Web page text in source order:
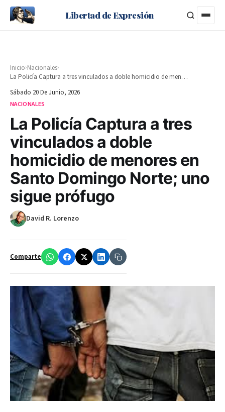
Libertad de Expresión
Inicio›Nacionales›
La Policía Captura a tres vinculados a doble homicidio de menores en Santo Domingo Norte; uno sigue prófugo
Sábado 20 De Junio, 2026
NACIONALES
La Policía Captura a tres
vinculados a doble
homicidio de menores en
Santo Domingo Norte; uno
sigue prófugo
David R. Lorenzo
Comparte